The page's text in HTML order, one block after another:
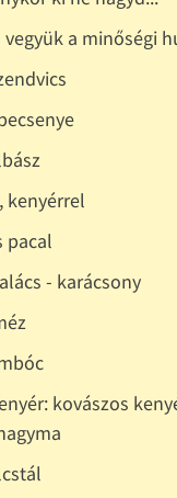
a minőségi
kenyérrel
pacal
- karácsony
kovászos